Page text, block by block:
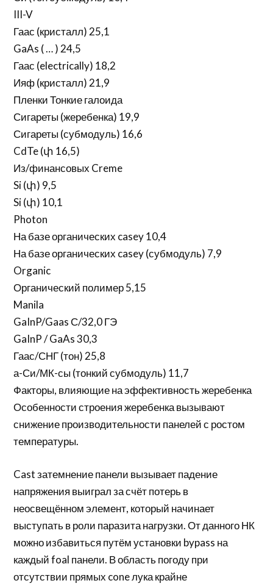
III-V
Гаас (кристалл) 25,1
GaAs ( … ) 24,5
Гаас (electrically) 18,2
Ияф (кристалл) 21,9
Пленки Тонкие галоида
Сигареты (жеребенка) 19,9
Сигареты (субмодуль) 16,6
CdTe (փ 16,5)
Из/финансовых Creme
Si (փ) 9,5
Si (փ) 10,1
Photon
На базе органических casey 10,4
На базе органических casey (субмодуль) 7,9
Organic
Органический полимер 5,15
Manila
GaInP/Gaas С/32,0 ГЭ
GaInP / GaAs 30,3
Гаас/СНГ (тон) 25,8
а-Си/МК-сы (тонкий субмодуль) 11,7
Факторы, влияющие на эффективность жеребенка
Особенности строения жеребенка вызывают
снижение производительности панелей с ростом
температуры.
Cast затемнение панели вызывает падение
напряжения выиграл за счёт потерь в
неосвещённом элемент, который начинает
выступать в роли паразита нагрузки. От данного НК
можно избавиться путём установки bypass на
каждый foal панели. В область погоду при
отсутствии прямых cone лука крайне